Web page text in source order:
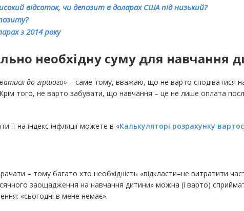
відсоток, чи депозит в доларах США під низький?
з 2014 року
необхідну суму для навчання
до гіршого» – саме тому, вважаю, що не варто сподіватися
того, не варто забувати, що навчання – це не лише оплата
її на індекс інфляції можете в «Калькуляторі розрахунку
– тому багато хто необхідність «відкласти=не витратити
заощадження на навчання дитини» можна (і варто)
«сьогодні в мене немає».